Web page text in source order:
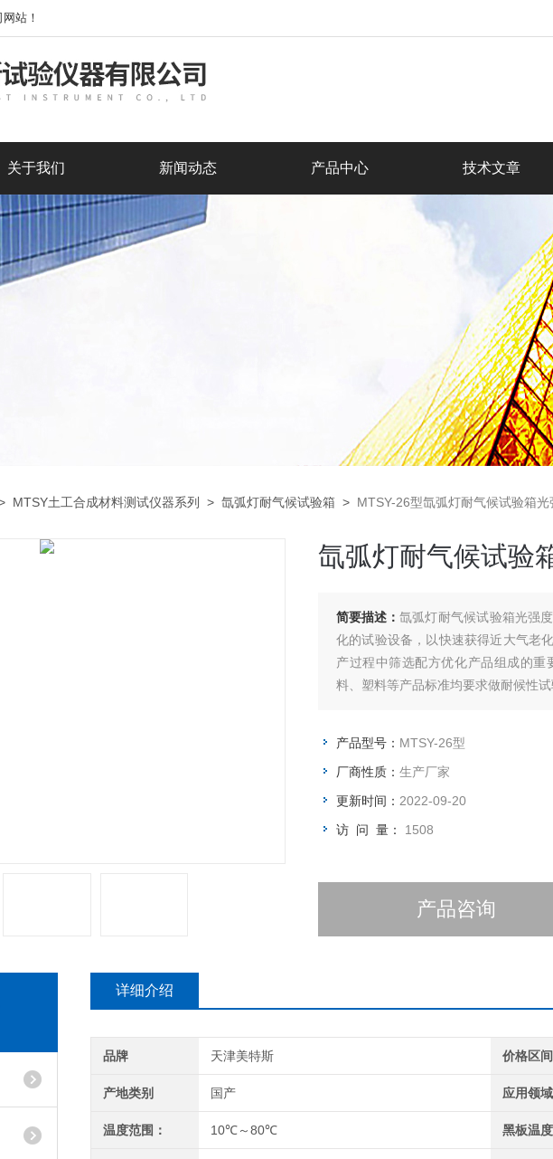
站！
关于我们 新闻动态 产品中心 技术文章
MTSY土工合成材料测试仪器系列 > 氙弧灯耐气候试验箱 > MTSY-26型氙弧灯耐气候试验箱光
氙弧灯耐气候试验
简要描述： 氙弧灯耐气候试验箱光强
化的试验设备，以快速获得近大气老
产过程中筛选配方优化产品组成的
料、塑料等产品标准均要求做耐候性
产品型号： MTSY-26型
厂商性质： 生产厂家
更新时间： 2022-09-20
访 问 量： 1508
产品咨询
详细介绍
品牌 天津美特斯 价格区间
产地类别 国产 应用领域
温度范围： 10℃～80℃ 黑板温